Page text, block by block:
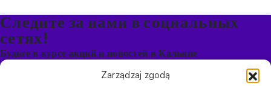
Zarządzaj zgodą
Следите за нами в социальных
сетях!
Будьте в курсе акций и новостей в Кальяне